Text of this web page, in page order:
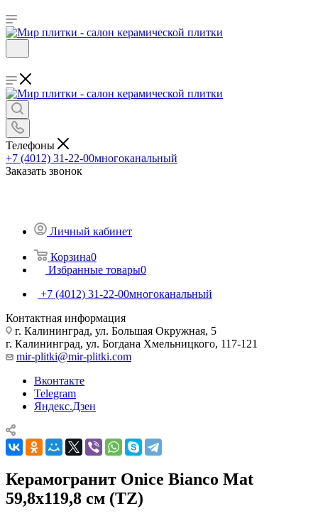
Телефоны
+7 (4012) 31-22-00многоканальный
Заказать звонок
Личный кабинет
Корзина0
Избранные товары0
+7 (4012) 31-22-00многоканальный
Контактная информация
г. Калининград, ул. Большая Окружная, 5
г. Калининград, ул. Богдана Хмельницкого, 117-121
mir-plitki@mir-plitki.com
Вконтакте
Telegram
Яндекс.Дзен
Керамогранит Onice Bianco Mat
59,8x119,8 см (TZ)